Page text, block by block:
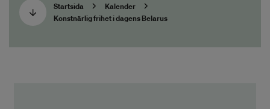
Startsida
Kalender
Konstnärlig frihet i dagens Belarus